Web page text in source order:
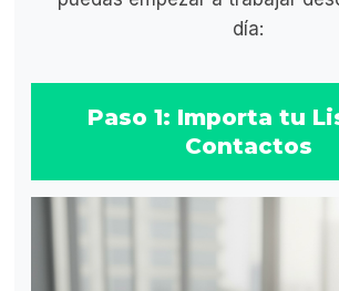
día:
Paso 1: Importa tu
Contactos